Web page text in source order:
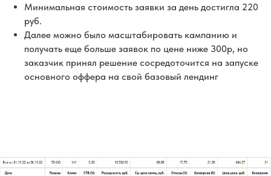
Минимальная стоимость заявки за день достигла 220
руб.
Далее можно было масштабировать кампанию и
получать еще больше заявок по цене ниже 300р, но
заказчик принял решение сосредоточится на запуске
основного оффера на свой базовый лендинг